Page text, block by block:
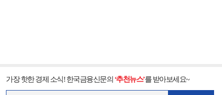
가장 핫한 경제 소식! 한국금융신문의 ‘추천뉴스’를 받아보세요~